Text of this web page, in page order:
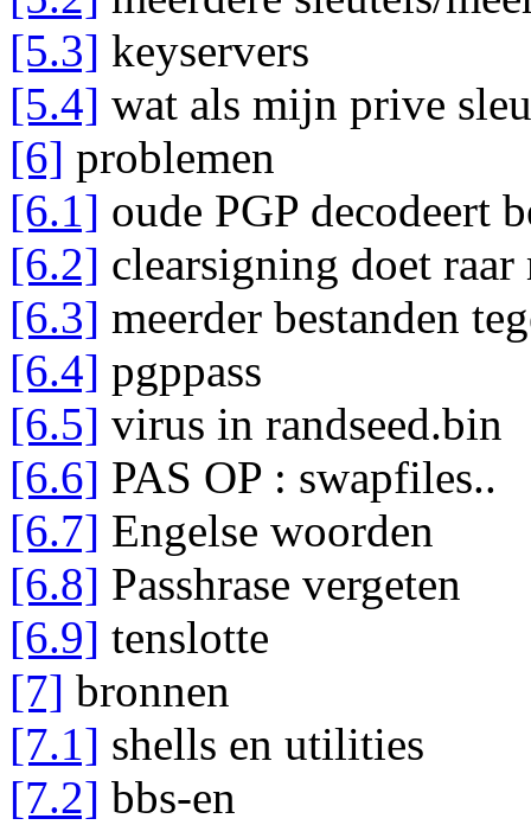
[5.3] keyservers
[5.4] wat als mijn prive
[6] problemen
[6.1] oude PGP decodeert
[6.2] clearsigning doet raar
[6.3] meerder bestanden
[6.4] pgppass
[6.5] virus in randseed.bin
[6.6] PAS OP : swapfiles..
[6.7] Engelse woorden
[6.8] Passhrase vergeten
[6.9] tenslotte
[7] bronnen
[7.1] shells en utilities
[7.2] bbs-en